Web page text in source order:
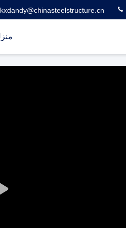
kxdandy@chinasteelstructure.cn